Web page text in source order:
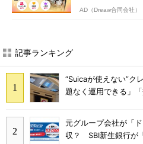
AD（Dreaw合同会社）
記事ランキング
“Suicaが使えない”ク
題なく運用できる」
元グループ会社が「
収？ SBI新生銀行が